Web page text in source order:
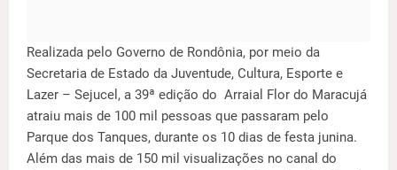
Realizada pelo Governo de Rondônia, por meio da
Secretaria de Estado da Juventude, Cultura, Esporte e
Lazer – Sejucel, a 39ª edição do Arraial Flor do Maracujá
atraiu mais de 100 mil pessoas que passaram pelo
Parque dos Tanques, durante os 10 dias de festa junina.
Além das mais de 150 mil visualizações no canal do